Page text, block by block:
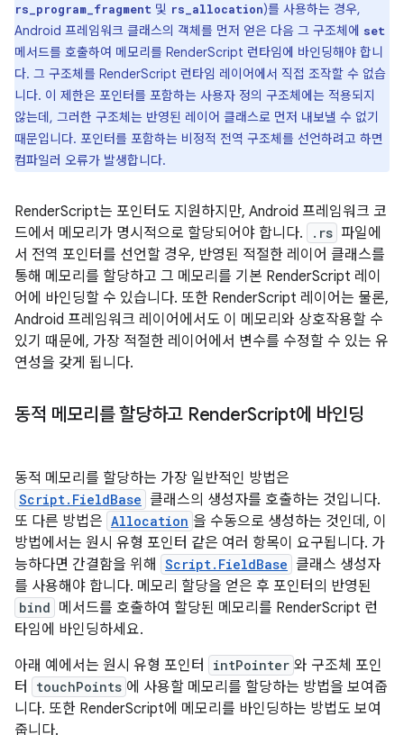
rs_program_fragment 및 rs_allocation)를 사용하는 경우,
Android 프레임워크 클래스의 객체를 먼저 얻은 다음 그 구조체에 set
메서드를 호출하여 메모리를 RenderScript 런타임에 바인딩해야 합니
다. 그 구조체를 RenderScript 런타임 레이어에서 직접 조작할 수 없습
니다. 이 제한은 포인터를 포함하는 사용자 정의 구조체에는 적용되지
않는데, 그러한 구조체는 반영된 레이어 클래스로 먼저 내보낼 수 없기
때문입니다. 포인터를 포함하는 비정적 전역 구조체를 선언하려고 하면
컴파일러 오류가 발생합니다.
RenderScript는 포인터도 지원하지만, Android 프레임워크 코
드에서 메모리가 명시적으로 할당되어야 합니다.
.rs 파일에
서 전역 포인터를 선언할 경우, 반영된 적절한 레이어 클래스를
통해 메모리를 할당하고 그 메모리를 기본 RenderScript 레이
어에 바인딩할 수 있습니다. 또한 RenderScript 레이어는 물론,
Android 프레임워크 레이어에서도 이 메모리와 상호작용할 수
있기 때문에, 가장 적절한 레이어에서 변수를 수정할 수 있는 유
연성을 갖게 됩니다.
동적 메모리를 할당하고 RenderScript에 바인딩
동적 메모리를 할당하는 가장 일반적인 방법은
Script.FieldBase 클래스의 생성자를 호출하는 것입니다.
또 다른 방법은 Allocation 을 수동으로 생성하는 것인데, 이
방법에서는 원시 유형 포인터 같은 여러 항목이 요구됩니다. 가
능하다면 간결함을 위해
Script.FieldBase 클래스 생성자
를 사용해야 합니다. 메모리 할당을 얻은 후 포인터의 반영된
bind 메서드를 호출하여 할당된 메모리를 RenderScript 런
타임에 바인딩하세요.
아래 예에서는 원시 유형 포인터
intPointer 와 구조체 포인
터
touchPoints 에 사용할 메모리를 할당하는 방법을 보여줍
니다. 또한 RenderScript에 메모리를 바인딩하는 방법도 보여
줍니다.